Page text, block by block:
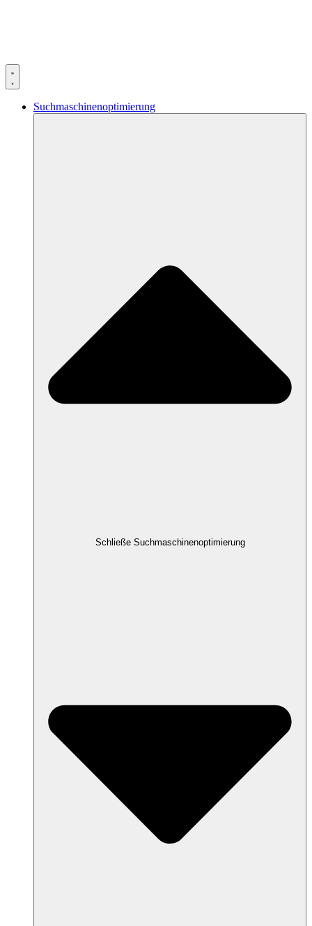
Suchmaschinenoptimierung
Schließe Suchmaschinenoptimierung